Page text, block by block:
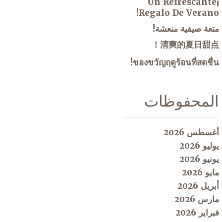
Regalo De Verano!
متعة صيفية منعشة!
清爽的夏日甜点！
ของขวัญฤดูร้อนที่สดชื่น!
المحفوظات
أغسطس 2026
يوليو 2026
يونيو 2026
مايو 2026
أبريل 2026
مارس 2026
فبراير 2026